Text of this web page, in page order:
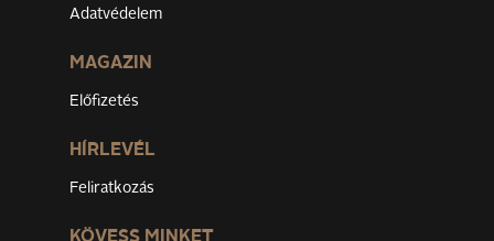
Adatvédelem
MAGAZIN
Előfizetés
HÍRLEVÉL
Feliratkozás